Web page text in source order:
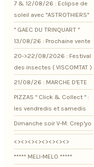
7 & 12/08/26 : Eclipse de
soleil avec "ASTROTHIERS"
" GAEC DU TRINQUART "
13/08/26 : Prochaine vente
20->22/08/2026 : Festival
des insectes ( VISCOMTAT )
21/08/26 : MARCHE D'ETE
PIZZAS " Click & Collect " :
les vendredis et samedis
Dimanche soir V-M: Crep'yo
<><><><><><><><>
***** MELI-MELO *****